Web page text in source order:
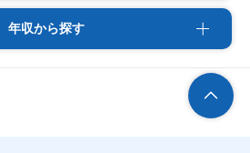
年収から探す